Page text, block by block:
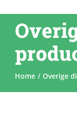
Blog
Diensten
Contacteer Ons
Home Overige